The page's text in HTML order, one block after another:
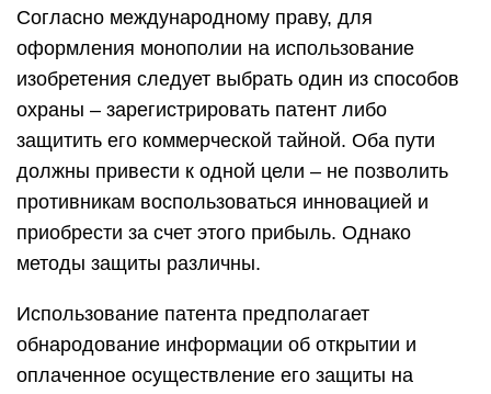
Согласно международному праву, для
оформления монополии на использование
изобретения следует выбрать один из способов
охраны – зарегистрировать патент либо
защитить его коммерческой тайной. Оба пути
должны привести к одной цели – не позволить
противникам воспользоваться инновацией и
приобрести за счет этого прибыль. Однако
методы защиты различны.
Использование патента предполагает
обнародование информации об открытии и
оплаченное осуществление его защиты на